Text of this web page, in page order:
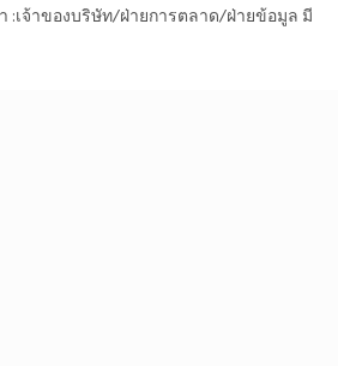
เจ้าของบริษัท/ฝ่ายการตลาด/ฝ่ายข้อมูล มี